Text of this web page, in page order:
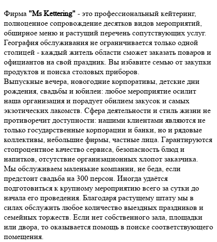
Фирма "Ms Kettering" - это профессиональный кейтеринг,
полноценное сопровождение десятков видов мероприятий,
обширное меню и растущий перечень сопутствующих услуг.
География обслуживания не ограничивается только одной
столицей - каждый житель области сможет заказать поваров и
официантов на свой праздник. Вы избавите семью от закупки
продуктов и поиска столовых приборов.
Выпускные вечера, новогодние корпоративы, детские дни
рождения, свадьбы и юбилеи: любое мероприятие осилит
наша организация и порадует обилием закусок и самых
экзотических лакомств. Сфера деятельности и стиль жизни не
противоречит доступности: нашими клиентами являются не
только государственные корпорации и банки, но и рядовые
коллективы, небольшие фирмы, частные лица. Гарантируются
стопроцентное качество сервиса, безопасность блюд и
напитков, отсутствие организационных хлопот заказчика.
Мы обслуживаем маленькие компании, не беда, если
предстоит свадьба на 300 персон. Иногда удаётся
подготовиться к крупному мероприятию всего за сутки до
начала его проведения. Благодаря растущему штату мы в
силах обслужить любое количество выездных праздников и
семейных торжеств. Если нет собственного зала, площадки
или двора, то оказывается помощь в поиске соответствующего
помещения.